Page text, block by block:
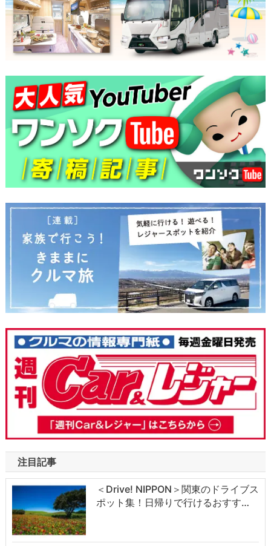
注目記事
＜Drive! NIPPON＞関東のドライブス
ポット集！日帰りで行けるおすす…